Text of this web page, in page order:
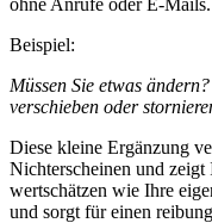
Beispiel:
Müssen Sie etwas
verschieben oder
Diese kleine Ergänzung
Nichterscheinen und zeigt
wertschätzen wie Ihre
und sorgt für einen